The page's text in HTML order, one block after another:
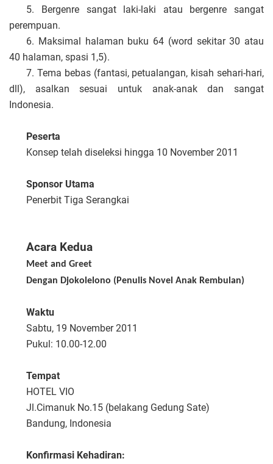
5. Bergenre sangat laki-laki atau bergenre sangat
perempuan.
6. Maksimal halaman buku 64 (word sekitar 30 atau
40 halaman, spasi 1,5).
7. Tema bebas (fantasi, petualangan, kisah sehari-hari,
dll), asalkan sesuai untuk anak-anak dan sangat
Indonesia.
Peserta
Konsep telah diseleksi hingga 10 November 2011
Sponsor Utama
Penerbit Tiga Serangkai
Acara Kedua
Meet and Greet
Dengan Djokolelono ( Penulis NovelAnak Rembulan)
Waktu
Sabtu, 19 November 2011
Pukul: 10.00-12.00
Tempat
HOTEL VIO
Jl.Cimanuk No.15 (belakang Gedung Sate)
Bandung, Indonesia
Konfirmasi Kehadiran: